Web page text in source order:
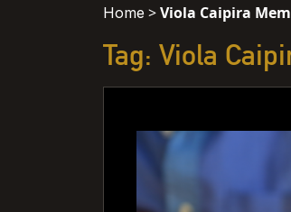
Home >Viola Caipira
Tag: Viola